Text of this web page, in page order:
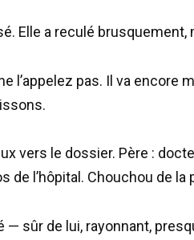
Elle a reculé brusquement,
l’appelez pas. Il va encore
vers le dossier. Père :
de l’hôpital. Chouchou de
— sûr de lui, rayonnant,